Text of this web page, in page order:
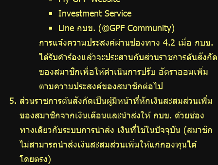
Investment Service
Line กบข. (@GPF Community)
การแจ้งความประสงค์ผ่านช่องทาง 4.2 เมื่อ กบข.
ได้รับคำร้องแล้วจะประสานกับส่วนราชการตันสังกัด
ของสมาชิกเพื่อให้ดำเนินการปรับ อัตราออมเพิ่ม
ตามความประสงค์ของสมาชิกต่อไป
ส่วนราชการต้นสังกัดเป็นผู้มีหน้าที่หักเงินสะสมส่วนเพิ่ม
ของสมาชิกจากเงินเดือนและนำส่งให้ กบข. ด้วยช่อง
ทางเดียวกับระบบการนำส่ง เงินที่ใช้ในปัจจุบัน (สมาชิก
ไม่สามารถนำส่งเงินสะสมส่วนเพิ่มให้แก่กองทุนได้
โดยตรง)